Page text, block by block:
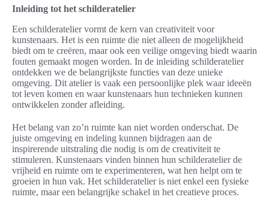
Inleiding tot het schilderatelier
Een schilderatelier vormt de kern van creativiteit voor
kunstenaars. Het is een ruimte die niet alleen de mogelijkheid
biedt om te creëren, maar ook een veilige omgeving biedt waarin
fouten gemaakt mogen worden. In de inleiding schilderatelier
ontdekken we de belangrijkste functies van deze unieke
omgeving. Dit atelier is vaak een persoonlijke plek waar ideeën
tot leven komen en waar kunstenaars hun technieken kunnen
ontwikkelen zonder afleiding.
Het belang van zo’n ruimte kan niet worden onderschat. De
juiste omgeving en indeling kunnen bijdragen aan de
inspirerende uitstraling die nodig is om de creativiteit te
stimuleren. Kunstenaars vinden binnen hun schilderatelier de
vrijheid en ruimte om te experimenteren, wat hen helpt om te
groeien in hun vak. Het schilderatelier is niet enkel een fysieke
ruimte, maar een belangrijke schakel in het creatieve proces.